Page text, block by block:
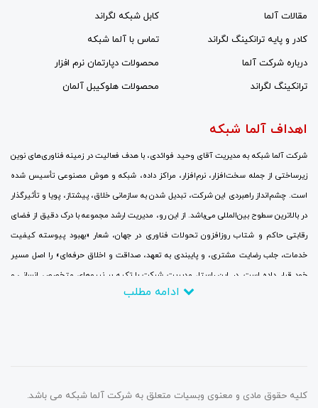
مقالات آلما
کابل شبکه لگراند
کادر و پایه ترانکینگ لگراند
تماس با آلما شبکه
درباره شرکت آلما
محصولات دپارتمان نرم افزار
ترانکینگ لگراند
محصولات هلوکیبل آلمان
اهداف آلما شبکه
شرکت آلما شبکه به مدیریت آقای وحید فوائدی، با هدف فعالیت در زمینه فناوری‌های نوین
زیرساختی از جمله سخت‌افزار، نرم‌افزار، مراکز داده، شبکه و هوش مصنوعی تأسیس شده
است. چشم‌انداز راهبردی این شرکت، تبدیل شدن به سازمانی خلاق، پیشتاز، پویا و تأثیرگذار
در بالاترین سطوح بین‌المللی می‌باشد. از این رو، مدیریت ارشد مجموعه با درک دقیق از فضای
رقابتی حاکم و شتاب روزافزون تحولات فناوری در جهان، شعار «بهبود پیوسته کیفیت
خدمات، جلب رضایت مشتری، و پایبندی به تعهد، صداقت و اخلاق حرفه‌ای» را اصل مسیر
خود قرار داده است. در این راستا، مدیریت شرکت با تکیه بر نیروهای متخصص انسانی و
سرمایه‌گذاری مالی گسترده، جایگزینی نگرش‌های نوین به جای رویکردهای سنتی، برقراری
فناوری اطلاعات تبدیل گردد.
کلیه حقوق مادی و معنوی وبسیات متعلق به شرکت آلما شبکه می باشد.